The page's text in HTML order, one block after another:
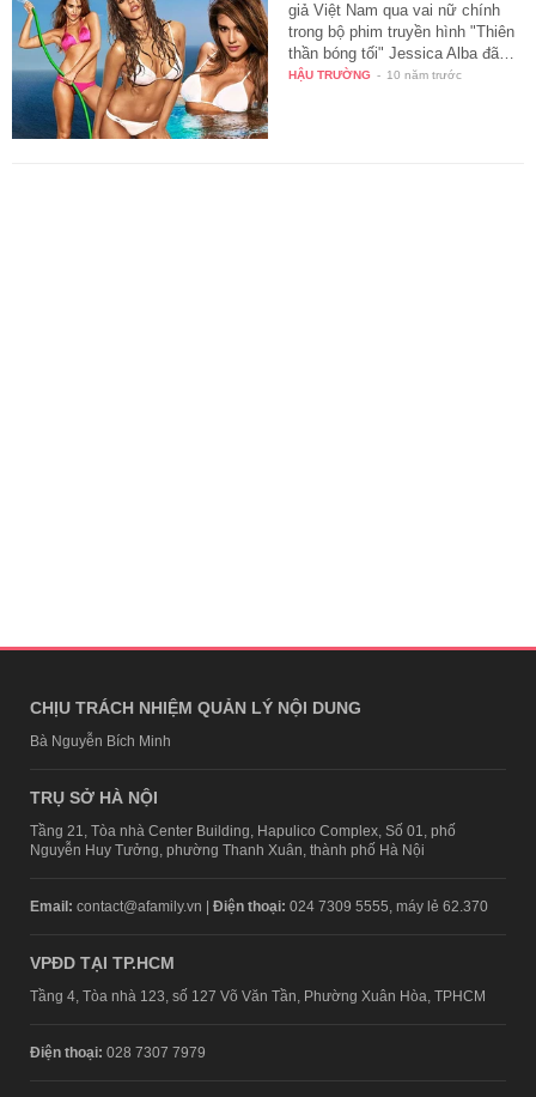
giả Việt Nam qua vai nữ chính
trong bộ phim truyền hình "Thiên
thần bóng tối" Jessica Alba đã…
HẬU TRƯỜNG - 10 năm trước
CHỊU TRÁCH NHIỆM QUẢN LÝ NỘI DUNG
Bà Nguyễn Bích Minh
TRỤ SỞ HÀ NỘI
Tầng 21, Tòa nhà Center Building, Hapulico Complex, Số 01, phố
Nguyễn Huy Tưởng, phường Thanh Xuân, thành phố Hà Nội
Email: contact@afamily.vn | Điện thoại: 024 7309 5555, máy lẻ 62.370
VPĐD TẠI TP.HCM
Tầng 4, Tòa nhà 123, số 127 Võ Văn Tần, Phường Xuân Hòa, TPHCM
Điện thoại: 028 7307 7979